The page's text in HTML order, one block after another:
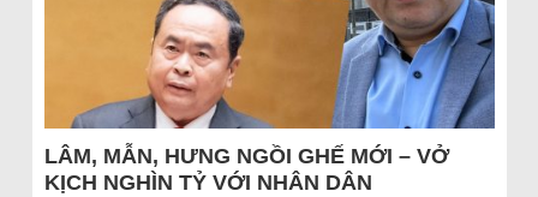
LÂM, MẪN, HƯNG NGỒI GHẾ MỚI – VỞ
KỊCH NGHÌN TỶ VỚI NHÂN DÂN